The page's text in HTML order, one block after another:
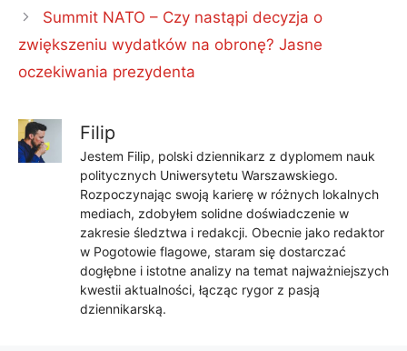
Summit NATO – Czy nastąpi decyzja o
zwiększeniu wydatków na obronę? Jasne
oczekiwania prezydenta
Filip
Jestem Filip, polski dziennikarz z dyplomem nauk
politycznych Uniwersytetu Warszawskiego.
Rozpoczynając swoją karierę w różnych lokalnych
mediach, zdobyłem solidne doświadczenie w
zakresie śledztwa i redakcji. Obecnie jako redaktor
w Pogotowie flagowe, staram się dostarczać
dogłębne i istotne analizy na temat najważniejszych
kwestii aktualności, łącząc rygor z pasją
dziennikarską.